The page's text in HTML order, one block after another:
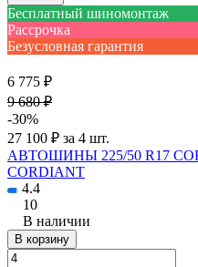
Бесплатный шиномонтаж
Рассрочка
Безусловная гарантия
6 775 ₽
9 680 ₽
-30%
27 100 ₽ за 4 шт.
АВТОШИНЫ 225/50 R17
CORDIANT
4.4
10
В наличии
В корзину